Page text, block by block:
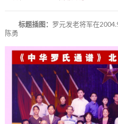
标题插图： 罗元发老将军在
陈勇